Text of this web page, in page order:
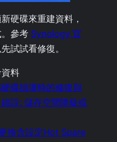
硬碟來重建資料，
參考 Synology 官
試試看修復。
料
硬碟損壞時的修復與
誤: 儲存空間降級或
換含設定Hot Spare